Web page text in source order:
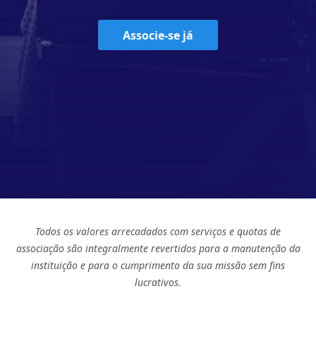
Associe-se já
Todos os valores arrecadados com serviços e quotas de
associação são integralmente revertidos para a manutenção da
instituição e para o cumprimento da sua missão sem fins
lucrativos.